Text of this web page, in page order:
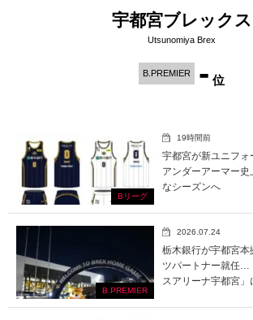
宇都宮ブレックス
Utsunomiya Brex
B.PREMIER - 位
Bリーグ
19時間前
宇都宮が新ユニフ
アンダーアーマー
なシーズンへ
B.PREMIER
2026.07.24
栃木銀行が宇都宮本
ツパートナー就任…
スアリーナ宇都宮」